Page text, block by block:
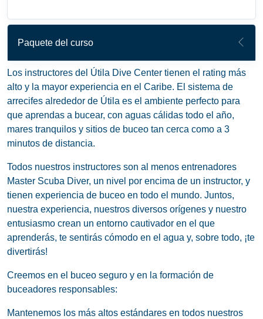
Paquete del curso
Los instructores del Útila Dive Center tienen el rating más
alto y la mayor experiencia en el Caribe. El sistema de
arrecifes alrededor de Útila es el ambiente perfecto para
que aprendas a bucear, con aguas cálidas todo el año,
mares tranquilos y sitios de buceo tan cerca como a 3
minutos de distancia.
Todos nuestros instructores son al menos entrenadores
Master Scuba Diver, un nivel por encima de un instructor, y
tienen experiencia de buceo en todo el mundo. Juntos,
nuestra experiencia, nuestros diversos orígenes y nuestro
entusiasmo crean un entorno cautivador en el que
aprenderás, te sentirás cómodo en el agua y, sobre todo, ¡te
divertirás!
Creemos en el buceo seguro y en la formación de
buceadores responsables:
Mantenemos los más altos estándares en todos nuestros